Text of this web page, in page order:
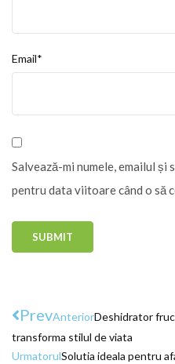
Email*
Salvează-mi numele, emailul
pentru data viitoare când o să
PrevAnteriorDeshidrator
transforma stilul de viata
UrmatorulSolutia ideala pentru